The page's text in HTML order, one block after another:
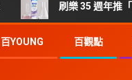
刷樂 35 週年推「雙防護牙
百YOUNG 百觀點